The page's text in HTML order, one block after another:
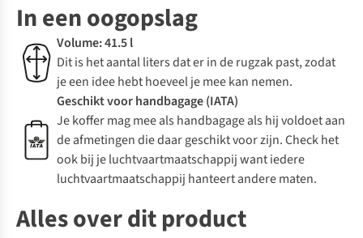
In een oogopslag
Volume: 41.5 l
Dit is het aantal liters dat er in de rugzak past, zodat
je een idee hebt hoeveel je mee kan nemen.
Geschikt voor handbagage (IATA)
Je koffer mag mee als handbagage als hij voldoet aan
de afmetingen die daar geschikt voor zijn. Check het
ook bij je luchtvaartmaatschappij want iedere
luchtvaartmaatschappij hanteert andere maten.
Alles over dit product